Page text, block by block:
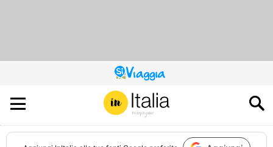
QUESTO
SITO
CONTRIBUISCE
ALL’AUDIENCE
DI